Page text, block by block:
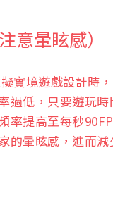
意暈眩感）
實境遊戲設計時
過低，只要遊玩
率提高至每秒
的暈眩感，進而